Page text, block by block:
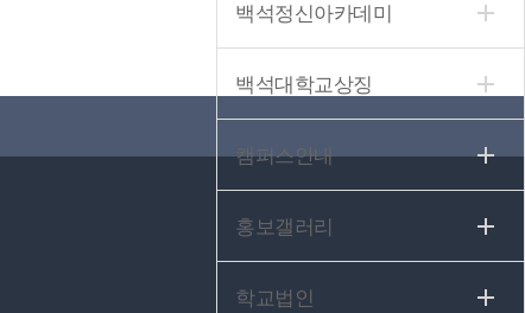
백석정신아카데미
백석대학교상징
캠퍼스안내
홍보갤러리
학교법인